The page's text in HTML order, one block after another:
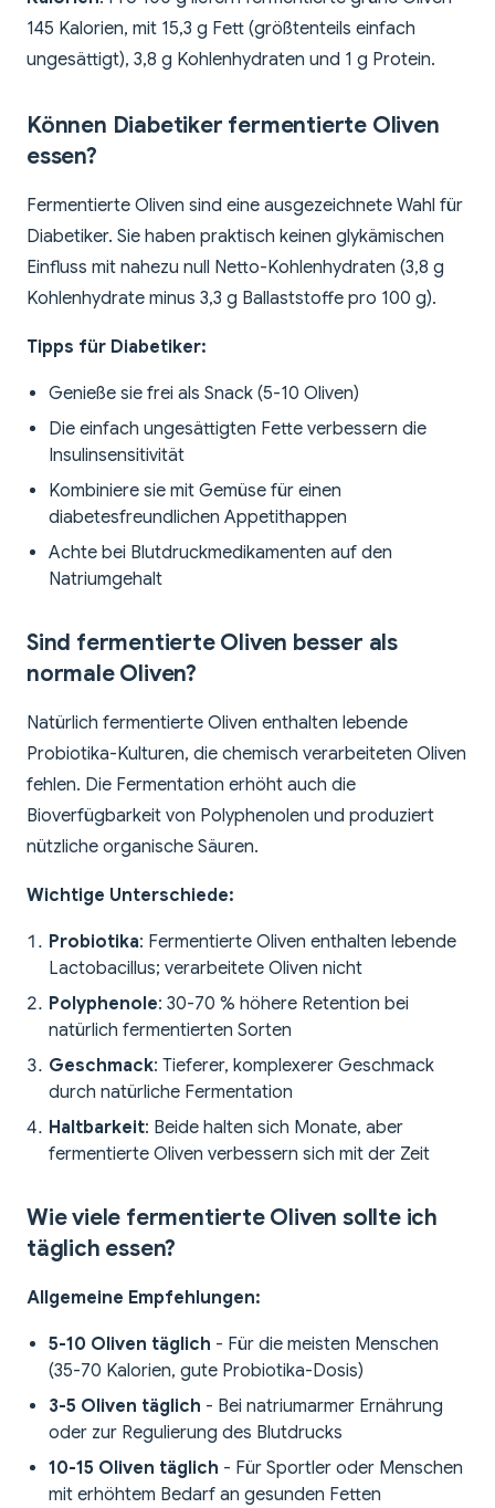
145 Kalorien, mit 15,3 g Fett (größtenteils einfach
ungesättigt), 3,8 g Kohlenhydraten und 1 g Protein.
Können Diabetiker fermentierte Oliven
essen?
Fermentierte Oliven sind eine ausgezeichnete Wahl für
Diabetiker. Sie haben praktisch keinen glykämischen
Einfluss mit nahezu null Netto-Kohlenhydraten (3,8 g
Kohlenhydrate minus 3,3 g Ballaststoffe pro 100 g).
Tipps für Diabetiker:
Genieße sie frei als Snack (5-10 Oliven)
Die einfach ungesättigten Fette verbessern die
Insulinsensitivität
Kombiniere sie mit Gemüse für einen
diabetesfreundlichen Appetithappen
Achte bei Blutdruckmedikamenten auf den
Natriumgehalt
Sind fermentierte Oliven besser als
normale Oliven?
Natürlich fermentierte Oliven enthalten lebende
Probiotika-Kulturen, die chemisch verarbeiteten Oliven
fehlen. Die Fermentation erhöht auch die
Bioverfügbarkeit von Polyphenolen und produziert
nützliche organische Säuren.
Wichtige Unterschiede:
Probiotika: Fermentierte Oliven enthalten lebende
Lactobacillus; verarbeitete Oliven nicht
Polyphenole: 30-70 % höhere Retention bei
natürlich fermentierten Sorten
Geschmack: Tieferer, komplexerer Geschmack
durch natürliche Fermentation
Haltbarkeit: Beide halten sich Monate, aber
fermentierte Oliven verbessern sich mit der Zeit
Wie viele fermentierte Oliven sollte ich
täglich essen?
Allgemeine Empfehlungen:
5-10 Oliven täglich - Für die meisten Menschen
(35-70 Kalorien, gute Probiotika-Dosis)
3-5 Oliven täglich - Bei natriumarmer Ernährung
oder zur Regulierung des Blutdrucks
10-15 Oliven täglich - Für Sportler oder Menschen
mit erhöhtem Bedarf an gesunden Fetten